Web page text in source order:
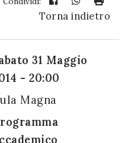
Torna indietro
31 Maggio
- 20:00
Magna